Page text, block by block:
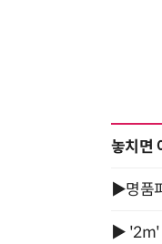
놓치면
▶명품
▶ '2m'